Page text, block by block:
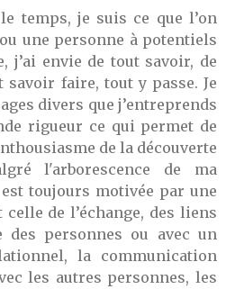
temps, je suis ce que l’on
une personne à potentiels
j’ai envie de tout savoir, de
faire, tout y passe. Je
divers que j’entreprends
rigueur ce qui permet de
de la découverte
l'arborescence de ma
toujours motivée par une
de l’échange, des liens
des personnes ou avec un
la communication
les autres personnes, les